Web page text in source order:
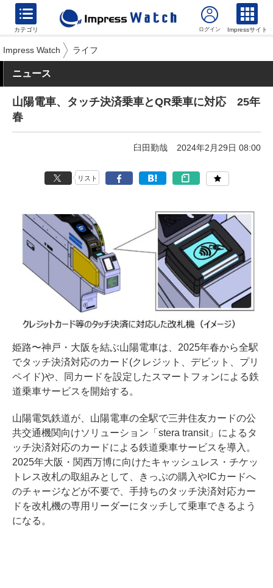
カテゴリ Impressサイト
Impress Watch ライフ
ニュース
山陽電車、タッチ決済乗車とQR乗車に対応 25年
春
臼田勤哉 2024年2月29日 08:00
リスト
姫路〜神戸・大阪を結ぶ山陽電車は、2025年春から全駅
でタッチ決済対応のカード(クレジット、デビット、プリ
ペイド)や、同カードを設定したスマートフォンによる鉄
道乗車サービスを開始する。
山陽電気鉄道が、山陽電車の全駅で三井住友カードの公
共交通機関向けソリューション「stera transit」によるタ
ッチ決済対応のカードによる鉄道乗車サービスを導入。
2025年大阪・関西万博に向けたキャッシュレス・チケッ
トレス改札の取組みとして、きっぷの購入やICカードへ
のチャージなどが不要で、手持ちのタッチ決済対応カー
ドを改札機の専用リーダーにタッチして乗車できるよう
になる。